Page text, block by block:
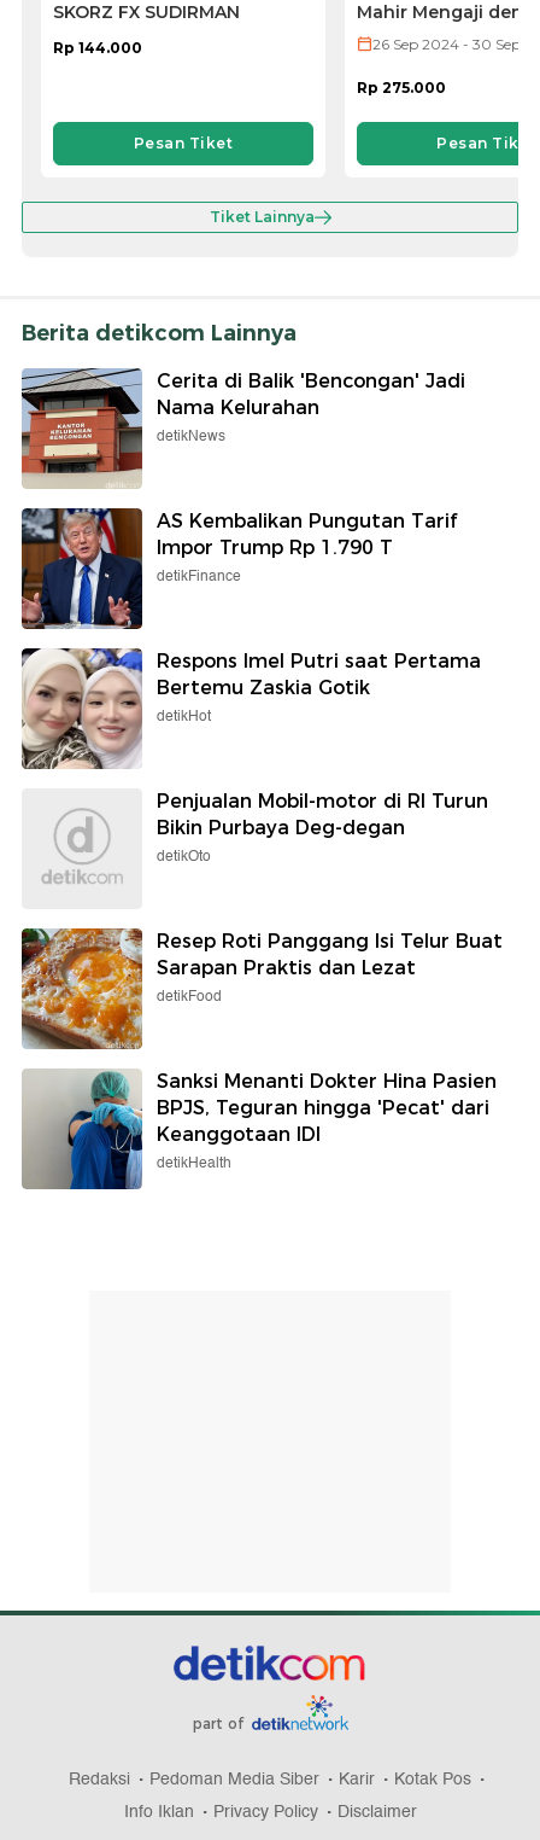
SKORZ FX SUDIRMAN
Rp 144.000
Pesan Tiket
Mahir Mengaji
untuk Anak Anda
Tilawati, dan Ummi
26 Sep 2024 - 30 Sep
Rp 275.000
Pesan Tiket
Tiket Lainnya
Berita detikcom Lainnya
Cerita di Balik 'Bencongan' Jadi
Nama Kelurahan
detikNews
AS Kembalikan Pungutan Tarif
Impor Trump Rp 1.790 T
detikFinance
Respons Imel Putri saat Pertama
Bertemu Zaskia Gotik
detikHot
Penjualan Mobil-motor di RI Turun
Bikin Purbaya Deg-degan
detikOto
Resep Roti Panggang Isi Telur Buat
Sarapan Praktis dan Lezat
detikFood
Sanksi Menanti Dokter Hina Pasien
BPJS, Teguran hingga 'Pecat' dari
Keanggotaan IDI
detikHealth
part of
Redaksi Pedoman Media Siber Karir
Kotak Pos
Info Iklan
Privacy Policy Disclaimer